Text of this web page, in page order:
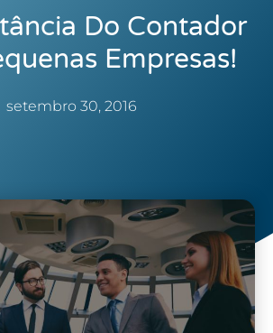
Do Contador
Empresas!
setembro 30, 2016